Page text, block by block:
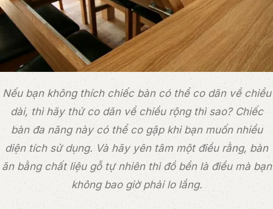
Nếu bạn không thích chiếc bàn có thể co dãn về chiều
dài, thì hãy thử co dãn về chiều rộng thì sao? Chiếc
bàn đa năng này có thể co gập khi bạn muốn nhiều
diện tích sử dụng. Và hãy yên tâm một điều rằng, bàn
ăn bằng chất liệu gỗ tự nhiên thì đồ bền là điều mà bạn
không bao giờ phải lo lắng.